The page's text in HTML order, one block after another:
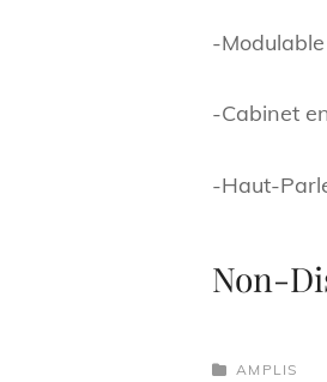
-Modulable
-Cabinet
-Haut-
Non-
CATEGORIES
AMPLIS